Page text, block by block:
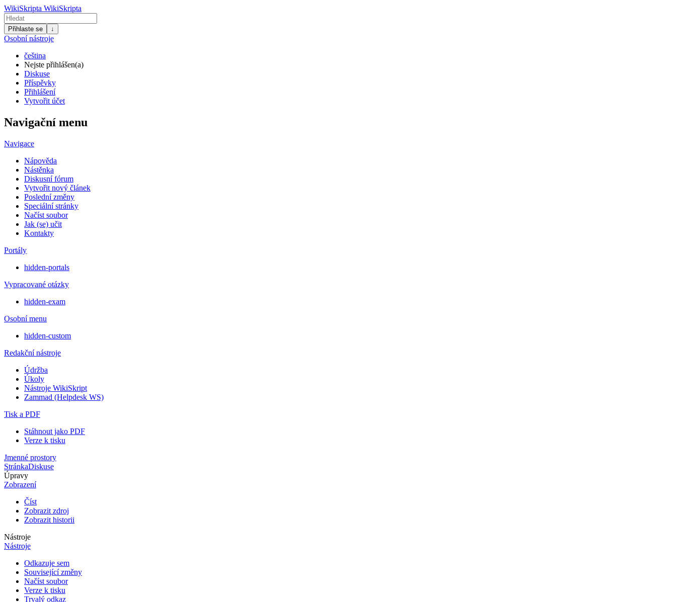
WikiSkripta WikiSkripta
Přihlaste se ↓
Osobní nástroje
čeština
Nejste přihlášen(a)
Diskuse
Příspěvky
Přihlášení
Vytvořit účet
Navigační menu
Navigace
Nápověda
Nástěnka
Diskusní fórum
Vytvořit nový článek
Poslední změny
Speciální stránky
Načíst soubor
Jak (se) učit
Kontakty
Portály
hidden-portals
Vypracované otázky
hidden-exam
Osobní menu
hidden-custom
Redakční nástroje
Údržba
Úkoly
Nástroje WikiSkript
Zammad (Helpdesk WS)
Tisk a PDF
Stáhnout jako PDF
Verze k tisku
Jmenné prostory
StránkaDiskuse
Úpravy
Zobrazení
Číst
Zobrazit zdroj
Zobrazit historii
Nástroje
Nástroje
Odkazuje sem
Související změny
Načíst soubor
Verze k tisku
Trvalý odkaz